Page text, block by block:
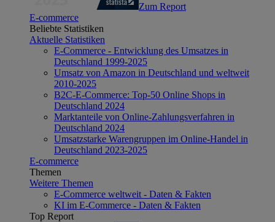
Zum Report
E-commerce
Beliebte Statistiken
Aktuelle Statistiken
E-Commerce - Entwicklung des Umsatzes in
Deutschland 1999-2025
Umsatz von Amazon in Deutschland und weltweit
2010-2025
B2C-E-Commerce: Top-50 Online Shops in
Deutschland 2024
Marktanteile von Online-Zahlungsverfahren in
Deutschland 2024
Umsatzstarke Warengruppen im Online-Handel in
Deutschland 2023-2025
E-commerce
Themen
Weitere Themen
E-Commerce weltweit - Daten & Fakten
KI im E-Commerce - Daten & Fakten
Top Report